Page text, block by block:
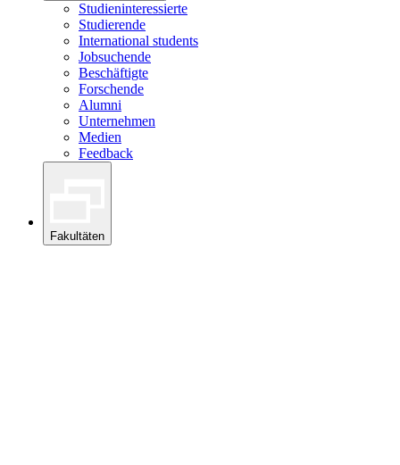
Studieninteressierte
Studierende
International students
Jobsuchende
Beschäftigte
Forschende
Alumni
Unternehmen
Medien
Feedback
Fakultäten